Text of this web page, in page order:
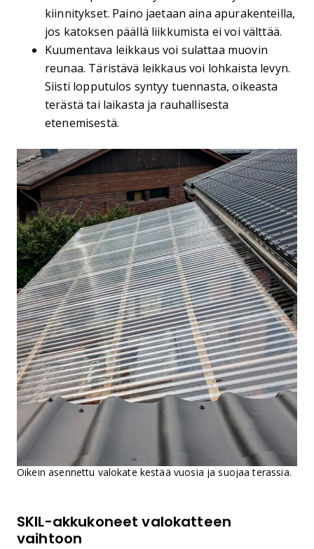
kiinnitykset. Paino jaetaan aina apurakenteilla,
jos katoksen päällä liikkumista ei voi välttää.
Kuumentava leikkaus voi sulattaa muovin
reunaa. Täristävä leikkaus voi lohkaista levyn.
Siisti lopputulos syntyy tuennasta, oikeasta
terästä tai laikasta ja rauhallisesta
etenemisestä.
Oikein asennettu valokate kestää vuosia ja suojaa terassia.
SKIL-akkukoneet valokatteen
vaihtoon